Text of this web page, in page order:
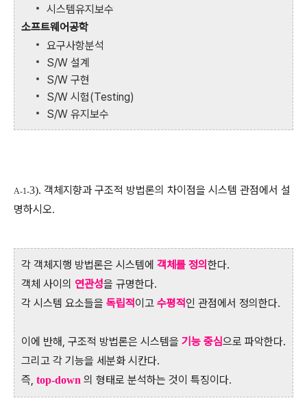
시스템유지보수
소프트웨어공학
요구사항분석
S/W 설계
S/W 구현
S/W 시험(Testing)
S/W 유지보수
A-1-3). 객체지향과 구조적 방법론의 차이점을 시스템 관점에서 설
명하시오.
각 객체지행 방법론은 시스템에 객체 를 정의 한다.
객체 사이의 연관성을 규명한다.
각 시스템 요소들을 독립적이고 수평적인 관점에서 정의한다.
이에 반해, 구조적 방법론은 시스템을 기능 중심으로 파악한다.
그리고 각 기능을 세분화 시칸다.
즉, top-down 의 형태로 분석하는 것이 특징이다.